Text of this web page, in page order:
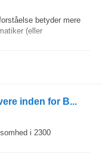
betyder mere
(eller
inden for B...
i 2300